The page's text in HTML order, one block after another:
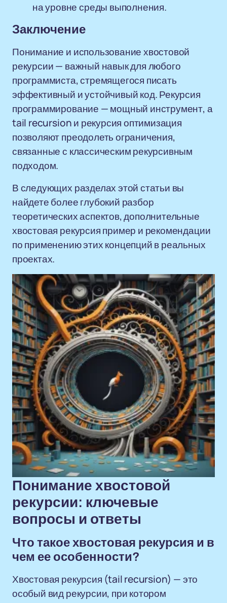
на уровне среды выполнения.
Заключение
Понимание и использование хвостовой
рекурсии — важный навык для любого
программиста, стремящегося писать
эффективный и устойчивый код. Рекурсия
программирование — мощный инструмент, а
tail recursion и рекурсия оптимизация
позволяют преодолеть ограничения,
связанные с классическим рекурсивным
подходом.
В следующих разделах этой статьи вы
найдете более глубокий разбор
теоретических аспектов, дополнительные
хвостовая рекурсия пример и рекомендации
по применению этих концепций в реальных
проектах.
Понимание хвостовой
рекурсии: ключевые
вопросы и ответы
Что такое хвостовая рекурсия и в
чем ее особенности?
Хвостовая рекурсия (tail recursion) — это
особый вид рекурсии, при котором